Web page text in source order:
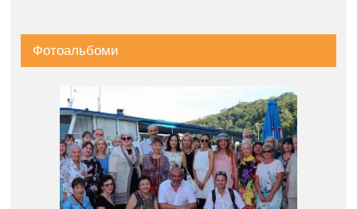
Фотоальбоми